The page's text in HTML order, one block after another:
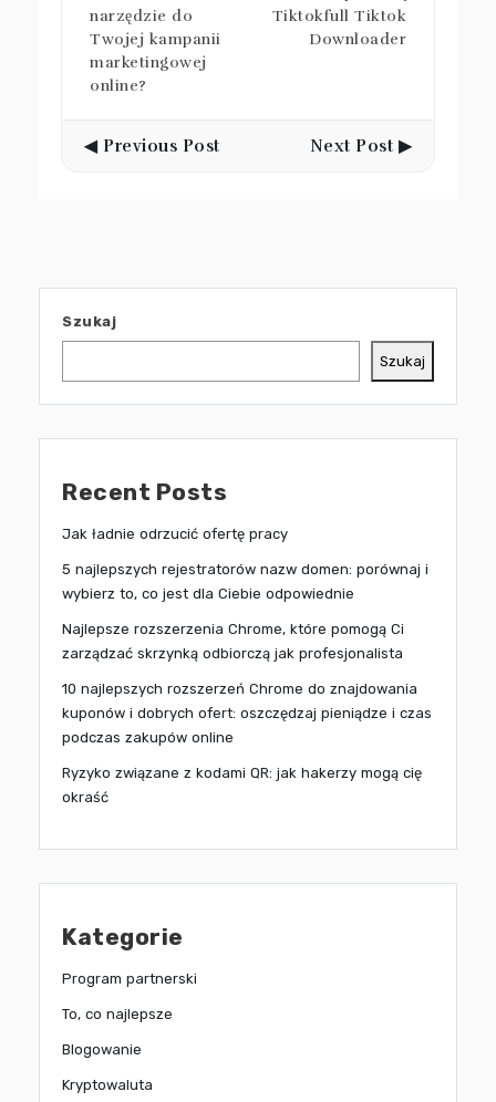
narzędzie do
Twojej kampanii
marketingowej
online?
Tiktokfull Tiktok
Downloader
◀ Previous Post Next Post ▶
Szukaj
Szukaj
Recent Posts
Jak ładnie odrzucić ofertę pracy
5 najlepszych rejestratorów nazw domen: porównaj i
wybierz to, co jest dla Ciebie odpowiednie
Najlepsze rozszerzenia Chrome, które pomogą Ci
zarządzać skrzynką odbiorczą jak profesjonalista
10 najlepszych rozszerzeń Chrome do znajdowania
kuponów i dobrych ofert: oszczędzaj pieniądze i czas
podczas zakupów online
Ryzyko związane z kodami QR: jak hakerzy mogą cię
okraść
Kategorie
Program partnerski
To, co najlepsze
Blogowanie
Kryptowaluta